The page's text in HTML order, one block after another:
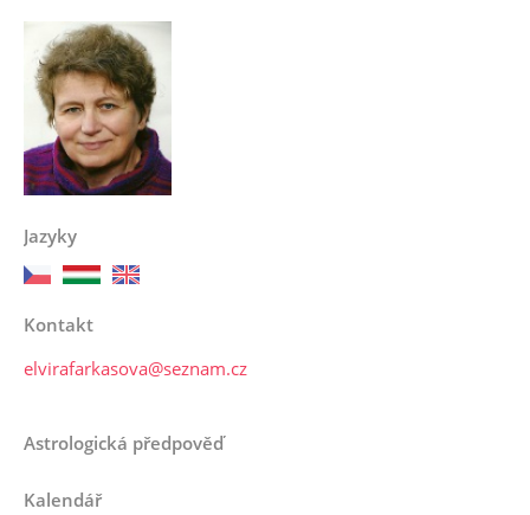
Jazyky
Kontakt
elvirafarkasova@seznam.cz
Astrologická předpověď
Kalendář